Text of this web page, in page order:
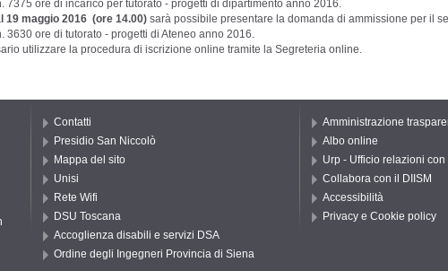
ore di incarico per tutorato - progetti di dipartimento anno 2016.
19 maggio 2016 (ore 14.00) sarà possibile presentare la domanda di ammissione per il
ore di tutorato - progetti di Ateneo anno 2016.
utilizzare la procedura di iscrizione online tramite la Segreteria online.
Contatti
Presidio San Niccolò
Mappa del sito
Unisi
Rete Wifi
DSU Toscana
Accoglienza disabili e servizi DSA
Ordine degli Ingegneri Provincia di Siena
Amministrazione
Albo online
Urp - Ufficio relazioni
Collabora con il DIISM
Accessibilità
Privacy e Cookie policy